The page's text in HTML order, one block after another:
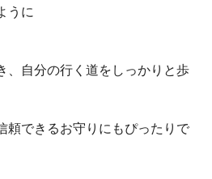
うに
、自分の行く道をしっかりと歩
頼できるお守りにもぴったりで